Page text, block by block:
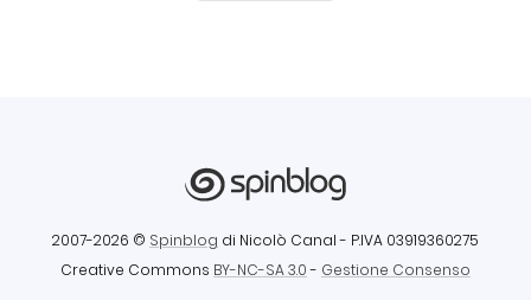
2007-2026 © Spinblog di Nicolò Canal - P.IVA 03919360275
Creative Commons BY-NC-SA 3.0- Gestione Consenso